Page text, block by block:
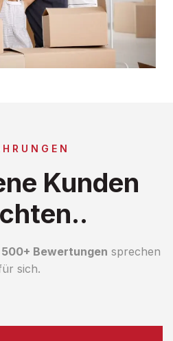
Kunden
Bewertungen sprechen
sich.